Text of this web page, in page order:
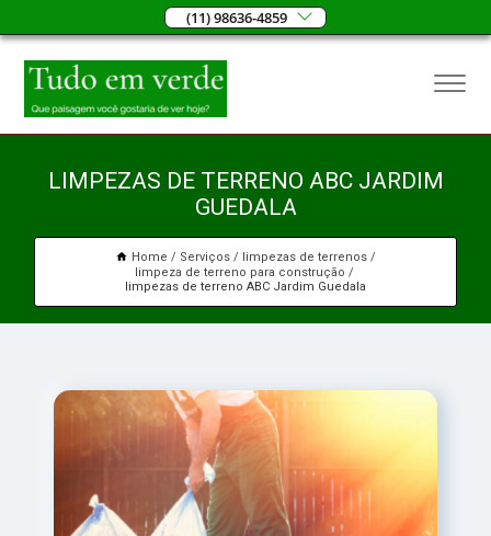
(11) 98636-4859
LIMPEZAS DE TERRENO ABC JARDIM
GUEDALA
Home Serviços
limpezas de terrenos
limpeza de terreno para construção
limpezas de terreno ABC Jardim Guedala